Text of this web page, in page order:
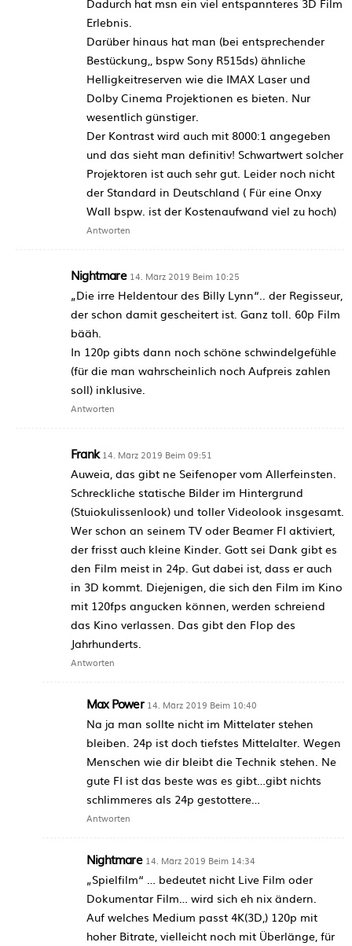
Dadurch hat msn ein viel entspannteres 3D Film
Erlebnis.
Darüber hinaus hat man (bei entsprechender
Bestückung,, bspw Sony R515ds) ähnliche
Helligkeitreserven wie die IMAX Laser und
Dolby Cinema Projektionen es bieten. Nur
wesentlich günstiger.
Der Kontrast wird auch mit 8000:1 angegeben
und das sieht man definitiv! Schwartwert solcher
Projektoren ist auch sehr gut. Leider noch nicht
der Standard in Deutschland ( Für eine Onxy
Wall bspw. ist der Kostenaufwand viel zu hoch)
Antworten
Nightmare 14. März 2019 Beim 10:25
„Die irre Heldentour des Billy Lynn“.. der Regisseur,
der schon damit gescheitert ist. Ganz toll. 60p Film
bääh.
In 120p gibts dann noch schöne schwindelgefühle
(für die man wahrscheinlich noch Aufpreis zahlen
soll) inklusive.
Antworten
Frank 14. März 2019 Beim 09:51
Auweia, das gibt ne Seifenoper vom Allerfeinsten.
Schreckliche statische Bilder im Hintergrund
(Stuiokulissenlook) und toller Videolook insgesamt.
Wer schon an seinem TV oder Beamer FI aktiviert,
der frisst auch kleine Kinder. Gott sei Dank gibt es
den Film meist in 24p. Gut dabei ist, dass er auch
in 3D kommt. Diejenigen, die sich den Film im Kino
mit 120fps angucken können, werden schreiend
das Kino verlassen. Das gibt den Flop des
Jahrhunderts.
Antworten
Max Power 14. März 2019 Beim 10:40
Na ja man sollte nicht im Mittelater stehen
bleiben. 24p ist doch tiefstes Mittelalter. Wegen
Menschen wie dir bleibt die Technik stehen. Ne
gute FI ist das beste was es gibt…gibt nichts
schlimmeres als 24p gestottere…
Antworten
Nightmare 14. März 2019 Beim 14:34
„Spielfilm“ … bedeutet nicht Live Film oder
Dokumentar Film… wird sich eh nix ändern.
Auf welches Medium passt 4K(3D,) 120p mit
hoher Bitrate, vielleicht noch mit Überlänge, für